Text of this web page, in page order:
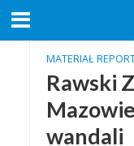
MATERIAŁ
Rawski
wandali